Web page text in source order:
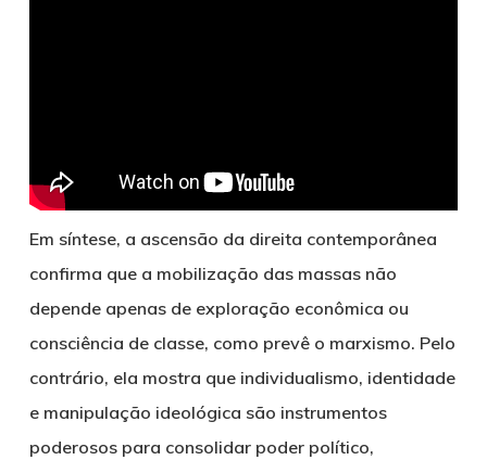
Em síntese, a ascensão da direita contemporânea
confirma que a mobilização das massas não
depende apenas de exploração econômica ou
consciência de classe, como prevê o marxismo. Pelo
contrário, ela mostra que individualismo, identidade
e manipulação ideológica são instrumentos
poderosos para consolidar poder político,